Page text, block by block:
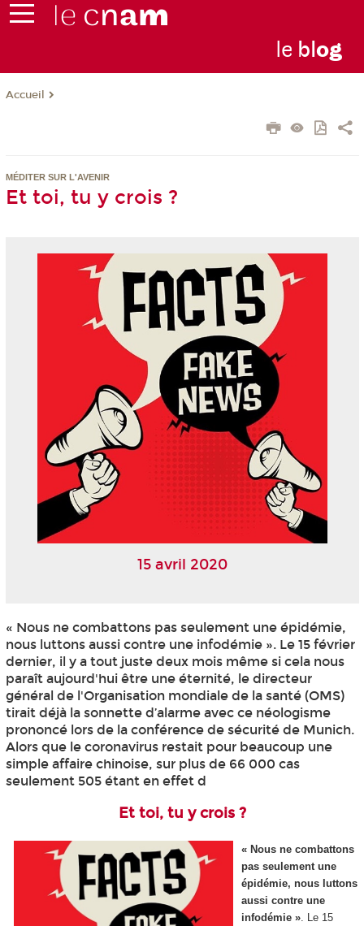
le blog
Accueil
MÉDITER SUR L'AVENIR
Et toi, tu y crois ?
15 avril 2020
« Nous ne combattons pas seulement une épidémie,
nous luttons aussi contre une infodémie ». Le 15 février
dernier, il y a tout juste deux mois même si cela nous
paraît aujourd'hui être une éternité, le directeur
général de l'Organisation mondiale de la santé (OMS)
tirait déjà la sonnette d’alarme avec ce néologisme
prononcé lors de la conférence de sécurité de Munich.
Alors que le coronavirus restait pour beaucoup une
simple affaire chinoise, sur plus de 66 000 cas
seulement 505 étant en effet d
Et toi, tu y crois ?
« Nous ne combattons
pas seulement une
épidémie, nous luttons
aussi contre une
infodémie ». Le 15